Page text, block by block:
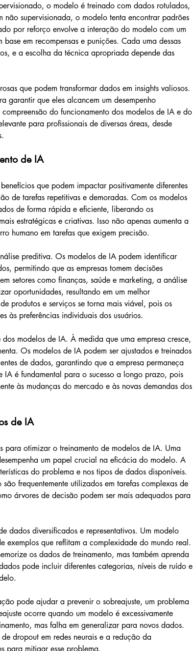
o modelo é treinado com dados rotulados,
supervisionada, o modelo tenta encontrar padrões
por reforço envolve a interação do modelo com um
em recompensas e punições. Cada uma dessas
e a escolha da técnica apropriada depende das
que podem transformar dados em insights valiosos.
garantir que eles alcancem um desempenho
do funcionamento dos modelos de IA e do
para profissionais de diversas áreas, desde
de IA
que podem impactar positivamente diferentes
de tarefas repetitivas e demoradas. Com os modelos
de forma rápida e eficiente, liberando os
estratégicas e criativas. Isso não apenas aumenta a
humano em tarefas que exigem precisão.
preditiva. Os modelos de IA podem identificar
permitindo que as empresas tomem decisões
setores como finanças, saúde e marketing, a análise
oportunidades, resultando em um melhor
produtos e serviços se torna mais viável, pois os
às preferências individuais dos usuários.
modelos de IA. À medida que uma empresa cresce,
Os modelos de IA podem ser ajustados e treinados
de dados, garantindo que a empresa permaneça
é fundamental para o sucesso a longo prazo, pois
às mudanças do mercado e às novas demandas dos
de IA
para otimizar o treinamento de modelos de IA. Uma
um papel crucial na eficácia do modelo. A
do problema e nos tipos de dados disponíveis.
frequentemente utilizados em tarefas complexas de
árvores de decisão podem ser mais adequados para
dados diversificados e representativos. Um modelo
exemplos que reflitam a complexidade do mundo real.
os dados de treinamento, mas também aprenda
pode incluir diferentes categorias, níveis de ruído e
pode ajudar a prevenir o sobreajuste, um problema
ocorre quando um modelo é excessivamente
mas falha em generalizar para novos dados.
dropout em redes neurais e a redução da
para mitigar esse problema.